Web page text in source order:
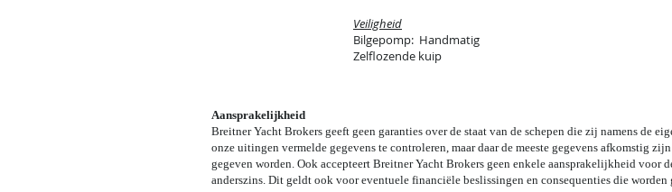
Veiligheid
Bilgepomp: Handmatig
Zelflozende kuip
Aansprakelijkheid
Breitner Yacht Brokers geeft geen garanties over de staat van de schepen die zij namens de
onze uitingen vermelde gegevens te controleren, maar daar de meeste gegevens afkomstig
gegeven worden. Ook accepteert Breitner Yacht Brokers geen enkele aansprakelijkheid
anderszins. Dit geldt ook voor eventuele financiële beslissingen en consequenties die worden